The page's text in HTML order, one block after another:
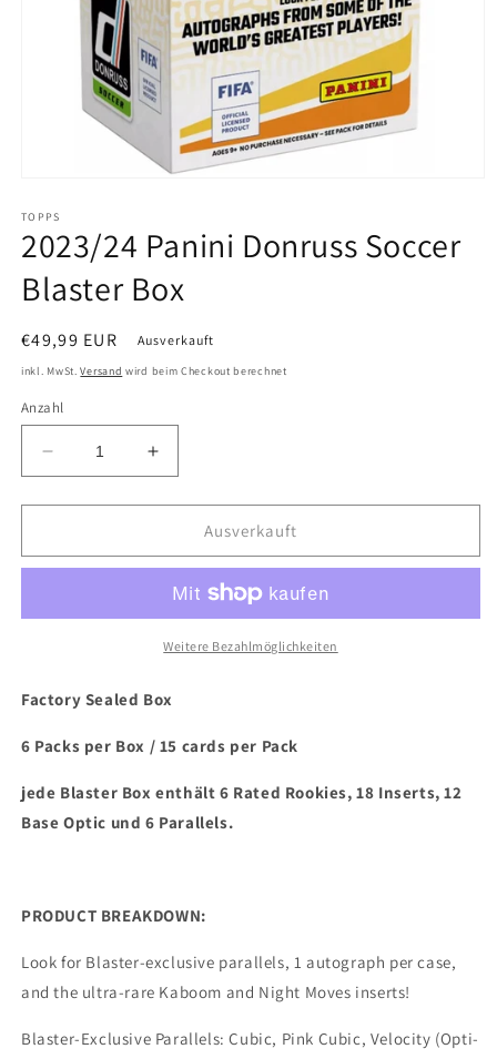
TOPPS
2023/24 Panini Donruss Soccer
Blaster Box
Normaler
Preis
€49,99 EUR Ausverkauft
inkl. MwSt.Versand wird beim Checkout berechnet
Anzahl
Verringere
die
Menge
2023/24
Soccer
Erhöhe
die
Menge
2023/24
Donruss
Soccer
Blaster
Ausverkauft
Weitere Bezahlmöglichkeiten
Factory Sealed Box
6 Packs per Box / 15 cards per Pack
jede Blaster Box enthält 6 Rated Rookies, 18 Inserts, 12
Base Optic und 6 Parallels.
PRODUCT BREAKDOWN:
Look for Blaster-exclusive parallels, 1 autograph per case,
and the ultra-rare Kaboom and Night Moves inserts!
Blaster-Exclusive Parallels: Cubic, Pink Cubic, Velocity (Opti-